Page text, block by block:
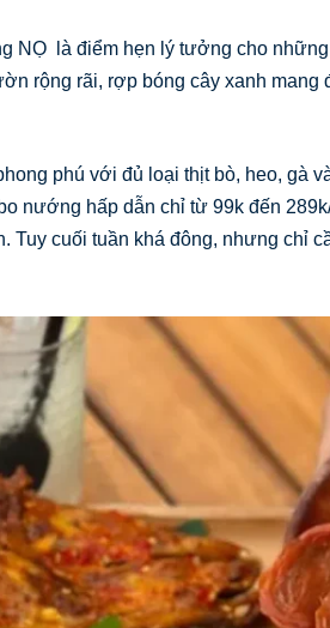
NỌ là điểm hẹn lý tưởng cho
rộng rãi, rợp bóng cây xanh
phú với đủ loại thịt bò, heo, gà
nướng hấp dẫn chỉ từ 99k đến
Tuy cuối tuần khá đông, nhưng chỉ